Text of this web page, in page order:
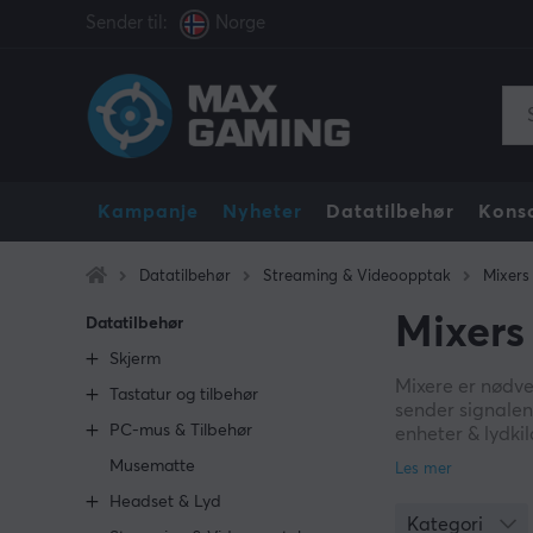
Sender til: Norge
Kampanje Nyheter Datatilbehør
Datatilbehør Streaming & Videoopptak Mixers
Datatilbehør
Skjerm
Tastatur og tilbehør
PC-mus & Tilbehør
Musematte
Headset & Lyd
Mixers
Mixere er
sender
enheter &
Kategori